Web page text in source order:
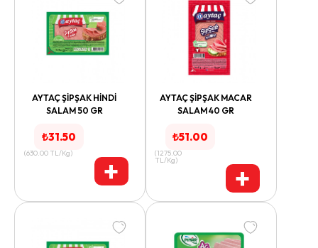
AYTAÇ ŞİPŞAK HİNDİ
SALAM 50 GR
₺31.50
(630.00 TL/Kg) +
AYTAÇ ŞİPŞAK MACAR
SALAM 40 GR
₺51.00
(1275.00
TL/Kg) +